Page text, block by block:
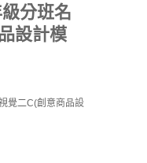
分班名
設計模